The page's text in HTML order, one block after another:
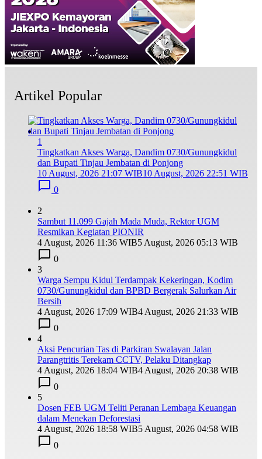
Artikel Popular
1
Tingkatkan Akses Warga, Dandim 0730/Gunungkidul
dan Bupati Tinjau Jembatan di Ponjong
10 August, 2026 21:07 WIB10 August, 2026 22:51 WIB
0
2
Sambut 11.099 Gajah Mada Muda, Rektor UGM
Resmikan Kegiatan PIONIR
4 August, 2026 11:36 WIB5 August, 2026 05:13 WIB
0
3
Warga Sempu Kidul Terdampak Kekeringan, Kodim
0730/Gunungkidul dan BPBD Bergerak Salurkan Air
Bersih
4 August, 2026 17:09 WIB4 August, 2026 21:33 WIB
0
4
Aksi Pencurian Tas di Parkiran Swalayan Jalan
Parangtritis Terekam CCTV, Pelaku Ditangkap
4 August, 2026 18:04 WIB4 August, 2026 20:38 WIB
0
5
Dosen FEB UGM Teliti Peranan Lembaga Keuangan
dalam Menekan Deforestasi
4 August, 2026 18:58 WIB5 August, 2026 04:58 WIB
0